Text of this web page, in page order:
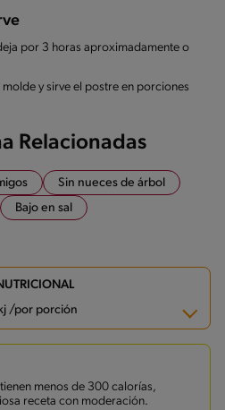
por 3 horas aproximadamente o
y sirve el postre en porciones
Relacionadas
Sin nueces de árbol
Bajo en sal
/por porción
menos de 300 calorías,
receta con moderación.